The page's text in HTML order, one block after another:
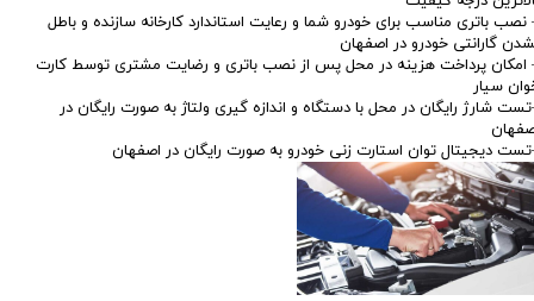
نصب باتری مناسب برای خودرو شما و رعایت استاندارد کارخانه سازنده و باطل
گارانتی خودرو در اصفهان
امکان پرداخت هزینه در محل پس از نصب باتری و رضایت مشتری توسط کارت
سیار
شارژ رایگان در محل با دستگاه و اندازه گیری ولتاژ به صورت رایگان در
دیجیتال توان استارت زنی خودرو به صورت رایگان در اصفهان